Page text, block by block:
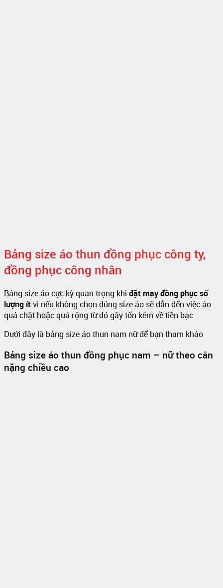
Bảng size áo thun đồng phục công ty,
đồng phục công nhân
Bảng size áo cực kỳ quan trọng khi đặt may đồng phục số
lượng ítvì nếu không chọn đúng size áo sẽ dẫn đến việc áo
quá chật hoặc quá rộng từ đó gây tốn kém về tiền bạc
Dưới đây là bảng size áo thun nam nữ để bạn tham khảo
Bảng size áo thun đồng phục nam – nữ theo cân
nặng chiều cao